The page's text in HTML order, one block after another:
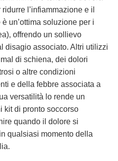
l’infiammazione e il
è un’ottima soluzione per i
offrendo un sollievo
disagio associato. Altri utilizzi
di schiena, dei dolori
o altre condizioni
e della febbre associata a
versatilità lo rende un
kit di pronto soccorso
quando il dolore si
qualsiasi momento della